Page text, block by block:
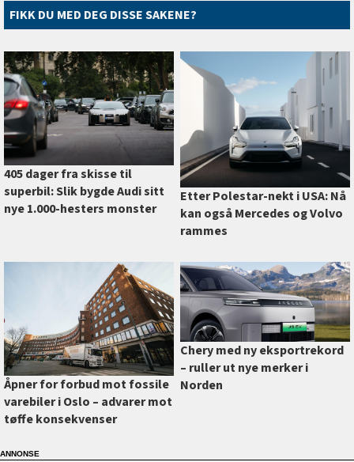
FIKK DU MED DEG DISSE SAKENE?
405 dager fra skisse til
superbil: Slik bygde Audi sitt
nye 1.000-hesters monster
Etter Polestar-nekt i USA: Nå
kan også Mercedes og Volvo
rammes
Åpner for forbud mot fossile
varebiler i Oslo –⁠ advarer mot
tøffe konsekvenser
Chery med ny eksportrekord
–⁠ ruller ut nye merker i
Norden